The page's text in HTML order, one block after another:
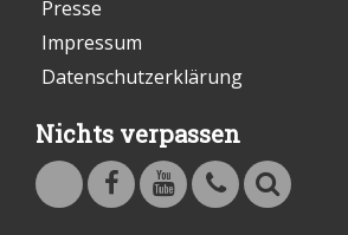
Presse
Impressum
Datenschutzerklärung
Nichts verpassen